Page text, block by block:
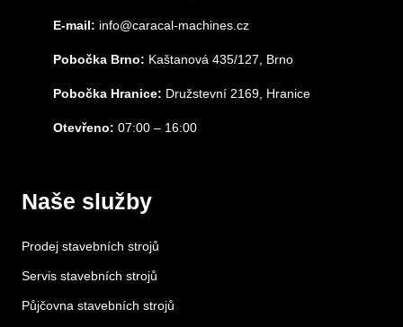
E-mail: info@caracal-machines.cz
Pobočka Brno: Kaštanová 435/127, Brno
Pobočka Hranice: Družstevní 2169, Hranice
Otevřeno: 07:00 – 16:00
Naše služby
Prodej stavebních strojů
Servis stavebních strojů
Půjčovna stavebních strojů